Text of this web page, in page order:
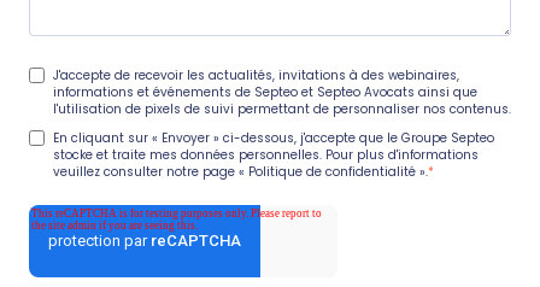
J'accepte de recevoir les actualités, invitations à des webinaires,
informations et événements de Septeo et Septeo Avocats ainsi que
l'utilisation de pixels de suivi permettant de personnaliser nos contenus.
En cliquant sur « Envoyer » ci-dessous, j'accepte que le Groupe Septeo
stocke et traite mes données personnelles. Pour plus d'informations
veuillez consulter notre page « Politique de confidentialité ».*